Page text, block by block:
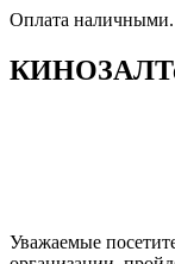
​​​​​​​Оплата наличными.
КИНОЗАЛ
Уважаемые